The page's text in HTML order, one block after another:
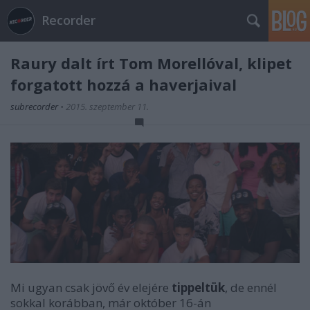
Recorder
Raury dalt írt Tom Morellóval, klipet
forgatott hozzá a haverjaival
subrecorder • 2015. szeptember 11.
Mi ugyan csak jövő év elejére tippeltük, de ennél
sokkal korábban, már október 16-án